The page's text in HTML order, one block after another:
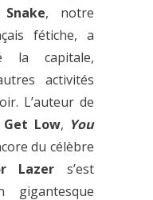
Snake, notre
fétiche, a
la capitale,
activités
L’auteur de
Get Low, You
du célèbre
Lazer s’est
gigantesque